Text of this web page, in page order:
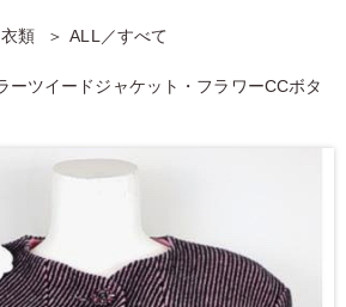
類
ALL／すべて
ーツイードジャケット・フラワーCCボタ